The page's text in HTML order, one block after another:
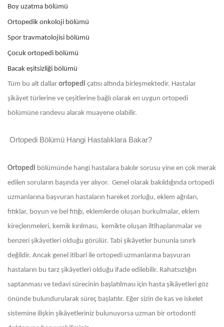
Boy uzatma bölümü
Ortopedik onkoloji bölümü
Spor travmatolojisi bölümü
Çocuk ortopedi bölümü
Bacak eşitsizliği bölümü
Tüm bu alt dallar ortopedi çatısı altında birleşmektedir. Hastalar
şikâyet türlerine ve çeşitlerine bağlı olarak en uygun ortopedi
bölümüne randevu alarak muayene olabilir.
Ortopedi Bölümü Hangi Hastalıklara Bakar?
Ortopedi bölümünde hangi hastalara bakılır sorusu yine en çok merak
edilen soruların başında yer alıyor. Genel olarak bakıldığında ortopedi
uzmanlarına başvuran hastaların hareket zorluğu, eklem ağrıları,
fıtıklar, boyun ve bel fıtığı, eklemlerde oluşan burkulmalar, eklem
kireçlenmeleri, kemik kırılması, kemikte oluşan iltihaplanmalar ve
benzeri şikâyetleri olduğu görülür. Tabi şikâyetler bununla sınırlı
değildir. Ancak genel itibari ile ortopedi uzmanlarına başvuran
hastaların bu tarz şikâyetleri olduğu ifade edilebilir. Rahatsızlığın
saptanması ve tedavi sürecinin başlatılması için hasta şikâyetleri göz
önünde bulundurularak süreç başlatılır. Eğer sizin de kas ve iskelet
sistemine ilişkin şikâyetleriniz bulunuyorsa uzman bir ortodonti